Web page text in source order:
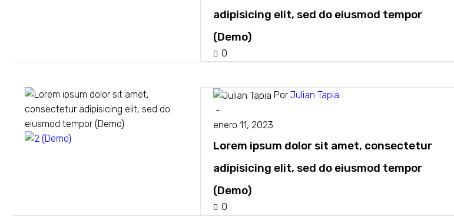
adipisicing elit, sed do eiusmod tempor
(Demo)
0
PorJulian Tapia
-
enero 11, 2023
Lorem ipsum dolor sit amet, consectetur
adipisicing elit, sed do eiusmod tempor
(Demo)
0